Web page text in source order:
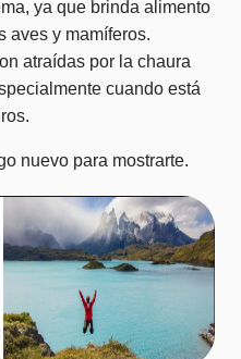
ya que brinda alimento
aves y mamíferos.
atraídas por la chaura
cuando está
nuevo para mostrarte.